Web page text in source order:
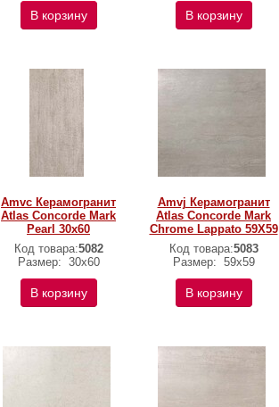
В корзину В корзину
Amvc Керамогранит
Atlas Concorde Mark
Pearl 30x60
Код товара:5082
Размер: 30x60
В корзину
Amvj Керамогранит
Atlas Concorde Mark
Chrome Lappato 59X59
Код товара:5083
Размер: 59х59
В корзину